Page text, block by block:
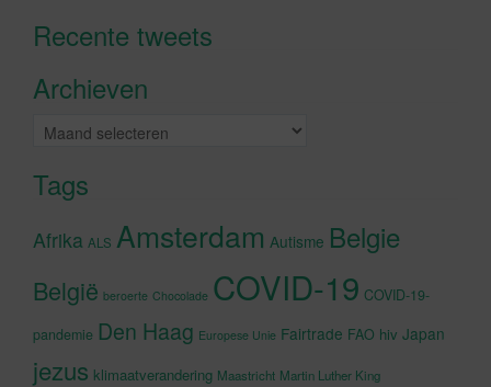
Recente tweetsKlik om marketing cookies te
Archieven
Archieven
Tags
Afrika ALS Amsterdam Autisme Belgie
België beroerte Chocolade COVID-19 COVID-19-
pandemie Den Haag Europese Unie Fairtrade FAO hiv Japan
jezus klimaatverandering Maastricht Martin Luther King